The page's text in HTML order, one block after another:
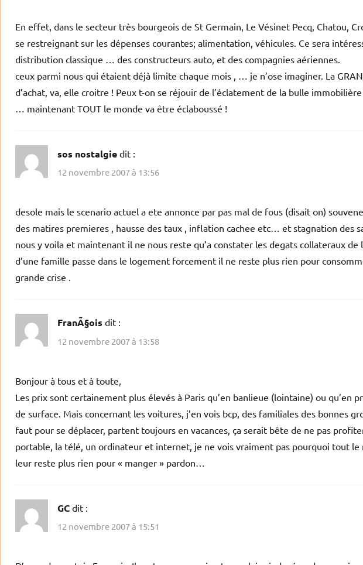
En effet, dans le secteur très bourgeois de St Germain, Le Vésinet Pecq, Chatou,
se restreignant sur les dépenses courantes; alimentation, véhicules. Ce sera
distribution classique … des constructeurs auto, et des compagnies aériennes.
ceux parmi nous qui étaient déjà limite chaque mois , … je n’ose imaginer. La
d’achat, va, elle croitre ! Peux t-on se réjouir de l’éclatement de la bulle
… maintenant TOUT le monde va être éclaboussé !
sos nostalgie dit :
12 novembre 2007 à 13:56
desole mais le scenario actuel a ete annonce par pas mal de fous (disait on)
des matires premieres , hausse des taux , inflation cachee etc… et stagnation des
nous y voila et maintenant il ne nous reste qu’a constater les degats collateraux
d’une famille passe dans le logement forcement il ne reste plus rien pour
grande crise .
FranÃ§ois dit :
12 novembre 2007 à 13:58
Bonjour à tous et à toute,
Les prix sont certainement plus élevés à Paris qu’en banlieue (lointaine) ou qu’en
de surface. Mais concernant les voitures, j’en vois bcp, des familiales des bonnes
faut pour se déplacer, partent toujours en vacances, ça serait bête de ne pas
portable, la télé, un ordinateur et internet, je ne vois vraiment pas pourquoi tout le
leur reste plus rien pour « manger » pardon…
GC dit :
12 novembre 2007 à 15:51